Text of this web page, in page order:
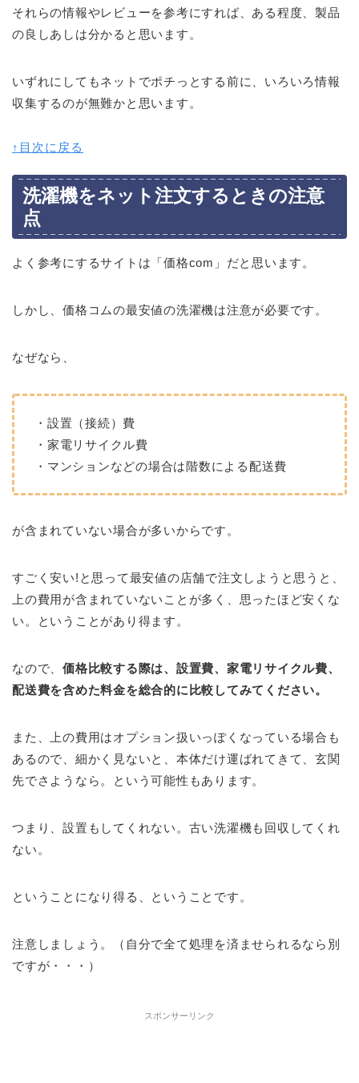
それらの情報やレビューを参考にすれば、ある程度、製品
の良しあしは分かると思います。
いずれにしてもネットでポチっとする前に、いろいろ情報
収集するのが無難かと思います。
↑目次に戻る
洗濯機をネット注文するときの注意
点
よく参考にするサイトは「価格com」だと思います。
しかし、価格コムの最安値の洗濯機は注意が必要です。
なぜなら、
・設置（接続）費
・家電リサイクル費
・マンションなどの場合は階数による配送費
が含まれていない場合が多いからです。
すごく安い!と思って最安値の店舗で注文しようと思うと、
上の費用が含まれていないことが多く、思ったほど安くな
い。ということがあり得ます。
なので、価格比較する際は、設置費、家電リサイクル費、
配送費を含めた料金を総合的に比較してみてください。
また、上の費用はオプション扱いっぽくなっている場合も
あるので、細かく見ないと、本体だけ運ばれてきて、玄関
先でさようなら。という可能性もあります。
つまり、設置もしてくれない。古い洗濯機も回収してくれ
ない。
ということになり得る、ということです。
注意しましょう。（自分で全て処理を済ませられるなら別
ですが・・・）
スポンサーリンク